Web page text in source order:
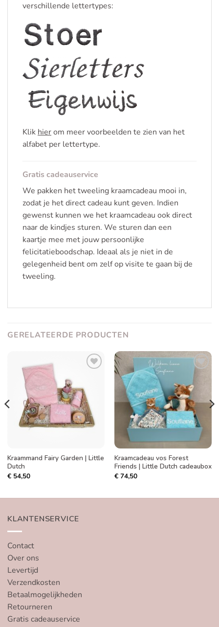
verschillende lettertypes:
Klik hierom meer voorbeelden te zien van het
alfabet per lettertype.
Gratis cadeauservice
We pakken het tweeling kraamcadeau mooi in,
zodat je het direct cadeau kunt geven. Indien
gewenst kunnen we het kraamcadeau ook direct
naar de kindjes sturen. We sturen dan een
kaartje mee met jouw persoonlijke
felicitatieboodschap. Ideaal als je niet in de
gelegenheid bent om zelf op visite te gaan bij de
tweeling.
GERELATEERDE PRODUCTEN
verlanglijst
Kraammand Fairy Garden | Little
Dutch
€54,50
Toevoegen
aan
verlanglijst
Kraamcadeau vos Forest
Friends | Little Dutch cadeaubox
€74,50
KLANTENSERVICE
Contact
Over ons
Levertijd
Verzendkosten
Betaalmogelijkheden
Retourneren
Gratis cadeauservice